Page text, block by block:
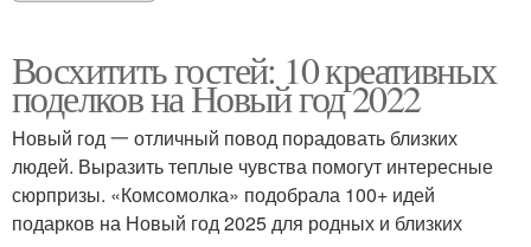
Восхитить гостей: 10 креативных
поделков на Новый год 2022
Новый год 一 отличный повод порадовать близких
людей. Выразить теплые чувства помогут интересные
сюрпризы. «Комсомолка» подобрала 100+ идей
подарков на Новый год 2025 для родных и близких